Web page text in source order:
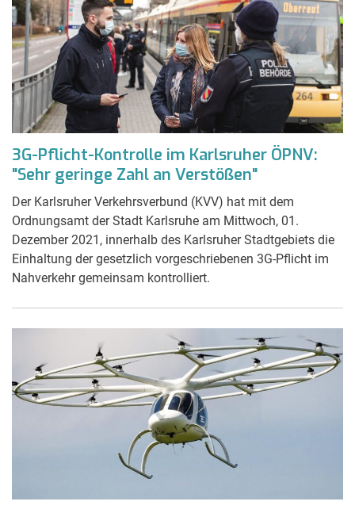
3G-Pflicht-Kontrolle im Karlsruher ÖPNV:
"Sehr geringe Zahl an Verstößen"
Der Karlsruher Verkehrsverbund (KVV) hat mit dem
Ordnungsamt der Stadt Karlsruhe am Mittwoch, 01.
Dezember 2021, innerhalb des Karlsruher Stadtgebiets die
Einhaltung der gesetzlich vorgeschriebenen 3G-Pflicht im
Nahverkehr gemeinsam kontrolliert.